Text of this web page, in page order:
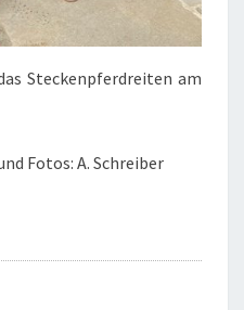
Steckenpferdreiten am
Fotos: A. Schreiber